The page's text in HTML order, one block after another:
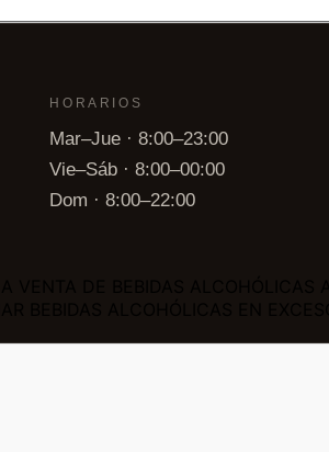
HORARIOS
Mar–Jue · 8:00–23:00
Vie–Sáb · 8:00–00:00
Dom · 8:00–22:00